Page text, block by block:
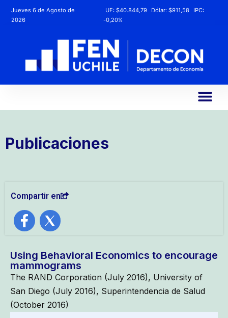
Jueves 6 de Agosto de
2026
UF:$40.844,79 Dólar:$911,58
IPC:
-0,20%
Publicaciones
Compartir en
Using Behavioral Economics to encourage
mammograms
The RAND Corporation (July 2016), University of
San Diego (July 2016), Superintendencia de Salud
(October 2016)